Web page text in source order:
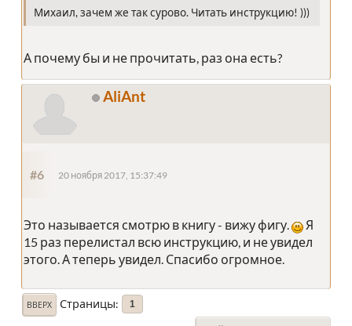
Михаил, зачем же так сурово. Читать инструкцию! )))
А почему бы и не прочитать, раз она есть?
AliAnt
#6 20 ноября 2017, 15:37:49
Это называется смотрю в книгу - вижу фигу.
Я
15 раз перелистал всю инструкцию, и не увидел
этого. А теперь увидел. Спасибо огромное.
ВВЕРХ Страницы 1